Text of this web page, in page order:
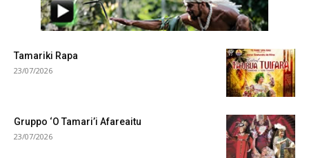
Tamariki Rapa
23/07/2026
Gruppo ‘O Tamari’i Afareaitu
23/07/2026